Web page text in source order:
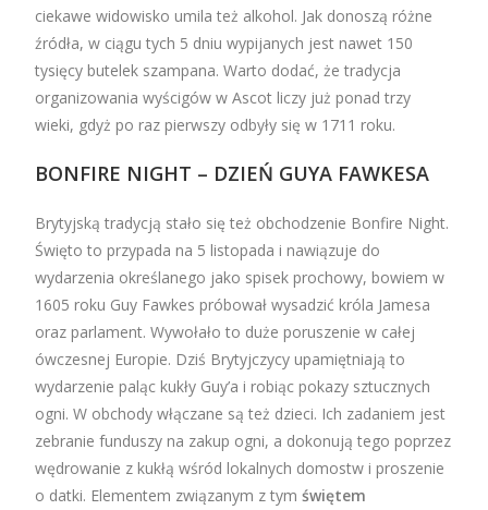
ciekawe widowisko umila też alkohol. Jak donoszą różne
źródła, w ciągu tych 5 dniu wypijanych jest nawet 150
tysięcy butelek szampana. Warto dodać, że tradycja
organizowania wyścigów w Ascot liczy już ponad trzy
wieki, gdyż po raz pierwszy odbyły się w 1711 roku.
BONFIRE NIGHT – DZIEŃ GUYA FAWKESA
Brytyjską tradycją stało się też obchodzenie Bonfire Night.
Święto to przypada na 5 listopada i nawiązuje do
wydarzenia określanego jako spisek prochowy, bowiem w
1605 roku Guy Fawkes próbował wysadzić króla Jamesa
oraz parlament. Wywołało to duże poruszenie w całej
ówczesnej Europie. Dziś Brytyjczycy upamiętniają to
wydarzenie paląc kukły Guy’a i robiąc pokazy sztucznych
ogni. W obchody włączane są też dzieci. Ich zadaniem jest
zebranie funduszy na zakup ogni, a dokonują tego poprzez
wędrowanie z kukłą wśród lokalnych domostw i proszenie
o datki. Elementem związanym z tymświętem